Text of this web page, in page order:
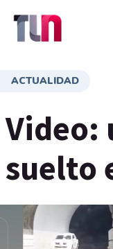
ACTUALIDAD
Video:
suelto